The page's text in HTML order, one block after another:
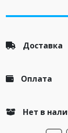
Доставка
Оплата
Нет в